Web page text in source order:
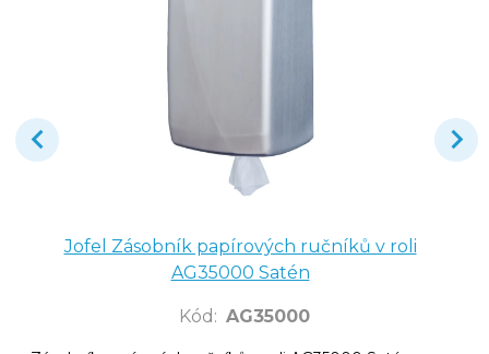
Jofel Zásobník papírových ručníků v roli
AG35000 Satén
Kód : AG35000